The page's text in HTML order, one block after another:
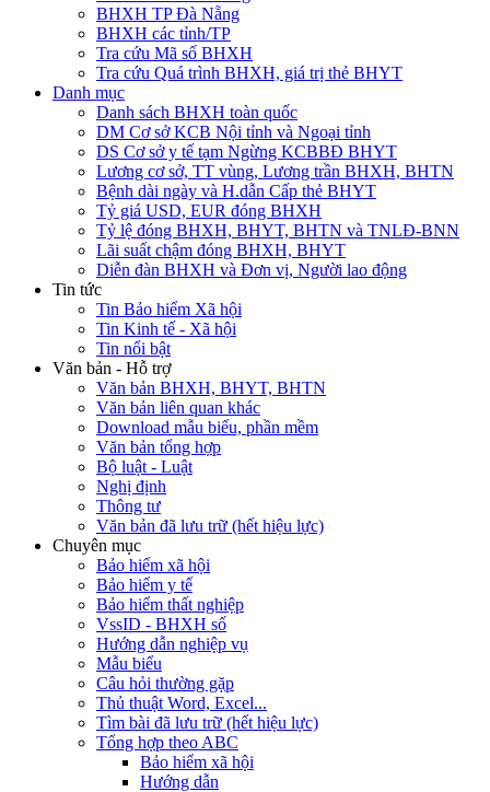
BHXH TP Đà Nẵng
BHXH các tỉnh/TP
Tra cứu Mã số BHXH
Tra cứu Quá trình BHXH, giá trị thẻ BHYT
Danh mục
Danh sách BHXH toàn quốc
DM Cơ sở KCB Nội tỉnh và Ngoại tỉnh
DS Cơ sở y tế tạm Ngừng KCBBĐ BHYT
Lương cơ sở, TT vùng, Lương trần BHXH, BHTN
Bệnh dài ngày và H.dẫn Cấp thẻ BHYT
Tỷ giá USD, EUR đóng BHXH
Tỷ lệ đóng BHXH, BHYT, BHTN và TNLĐ-BNN
Lãi suất chậm đóng BHXH, BHYT
Diễn đàn BHXH và Đơn vị, Người lao động
Tin tức
Tin Bảo hiểm Xã hội
Tin Kinh tế - Xã hội
Tin nổi bật
Văn bản - Hỗ trợ
Văn bản BHXH, BHYT, BHTN
Văn bản liên quan khác
Download mẫu biểu, phần mềm
Văn bản tổng hợp
Bộ luật - Luật
Nghị định
Thông tư
Văn bản đã lưu trữ (hết hiệu lực)
Chuyên mục
Bảo hiểm xã hội
Bảo hiểm y tế
Bảo hiểm thất nghiệp
VssID - BHXH số
Hướng dẫn nghiệp vụ
Mẫu biểu
Câu hỏi thường gặp
Thủ thuật Word, Excel...
Tìm bài đã lưu trữ (hết hiệu lực)
Tổng hợp theo ABC
Bảo hiểm xã hội
Hướng dẫn